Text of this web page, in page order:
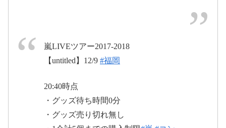
pic.twitter.com/j9Mn6kfR0h
嵐LIVEツアー2017-2018
【untitled】12/9 #福岡
20:40時点
・グッズ待ち時間0分
・グッズ売り切れ無し